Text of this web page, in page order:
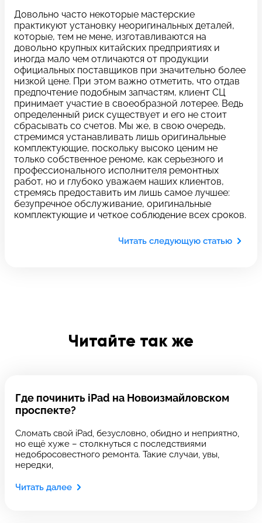
Довольно часто некоторые мастерские
практикуют установку неоригинальных деталей,
которые, тем не мене, изготавливаются на
довольно крупных китайских предприятиях и
иногда мало чем отличаются от продукции
официальных поставщиков при значительно более
низкой цене. При этом важно отметить, что отдав
предпочтение подобным запчастям, клиент СЦ
принимает участие в своеобразной лотерее. Ведь
определенный риск существует и его не стоит
сбрасывать со счетов. Мы же, в свою очередь,
стремимся устанавливать лишь оригинальные
комплектующие, поскольку высоко ценим не
только собственное реноме, как серьезного и
профессионального исполнителя ремонтных
работ, но и глубоко уважаем наших клиентов,
стремясь предоставить им лишь самое лучшее:
безупречное обслуживание, оригинальные
комплектующие и четкое соблюдение всех сроков.
Читать следующую статью
Читайте так же
Где починить iPad на Новоизмайловском
проспекте?
Сломать свой iPad, безусловно, обидно и неприятно,
но ещё хуже – столкнуться с последствиями
недобросовестного ремонта. Такие случаи, увы,
нередки,
Читать далее
Задать вопрос
*бесплатно
Заполните форму обратной
связи и ждите звонка:
Отправить
Оставьте свой
отзыв
Заполните все необходимые поля
Введите имя
Введите телефон
Напишите свой отзыв